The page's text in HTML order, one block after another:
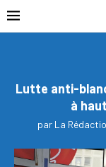
Lutte anti-
à
par La